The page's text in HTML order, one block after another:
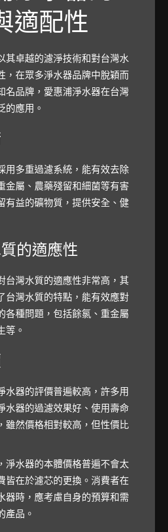
適配性
其卓越的濾淨技術和對台灣水
，在眾多淨水器品牌中脫穎而
名品牌，愛惠浦淨水器在台灣
的應用。
用多重過濾系統，能有效去除
金屬、農藥殘留和細菌等有害
有益的礦物質，提供安全、健
的適應性
台灣水質的適應性非常高，其
台灣水質的特點，能有效應對
各種問題，包括餘氯、重金屬
等。
水器的評價普遍較高，許多用
水器的過濾效果好、使用壽命
雖然價格相對較高，但性價比
淨水器的本體價格普遍不會太
皆在於濾芯的更換。消費者在
器時，應考慮自身的預算和需
產品。